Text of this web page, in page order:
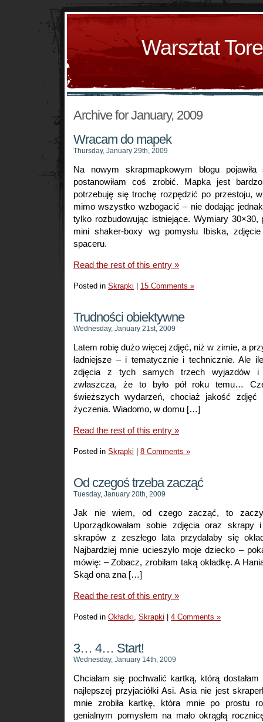
Warsztat
Archive for January, 2009
Wracam do mapek
Thursday, January 29th, 2009
Na nowym skrapmapkowym blogu
postanowiłam coś zrobić. Mapka jest
potrzebuję się trochę rozpędzić po przestoju,
mimo wszystko wzbogacić – nie dodając
tylko rozbudowując istniejące. Wymiary 30×30,
mini shaker-boxy wg pomysłu Ibiska,
spaceru.
Read the rest of this entry »
Posted in Skrapki 15 Comments »
Trudności obiektywne
Wednesday, January 21st, 2009
Latem robię dużo więcej zdjęć, niż w zimie, a
ładniejsze – i tematycznie i technicznie. Ale
zdjęcia z tych samych trzech wyjazdów i
zwłaszcza, że to było pół roku temu…
świeższych wydarzeń, chociaż jakość zdjęć
życzenia. Wiadomo, w domu […]
Read the rest of this entry »
Posted in Skrapki 8 Comments »
Od czegoś trzeba zacząć
Tuesday, January 20th, 2009
Jak nie wiem, od czego zacząć, to
Uporządkowałam sobie zdjęcia oraz skrapy
skrapów z zeszłego lata przydałaby się
Najbardziej mnie ucieszyło moje dziecko –
mówię: – Zobacz, zrobiłam taką okładkę. A
Skąd ona zna […]
Read the rest of this entry »
Posted in Okładki, Skrapki 4 Comments »
3… 4… Start!
Wednesday, January 14th, 2009
Chciałam się pochwalić kartką, którą
najlepszej przyjaciółki Asi. Asia nie jest
mnie zrobiła kartkę, która mnie po prostu
genialnym pomysłem na mało okrągłą